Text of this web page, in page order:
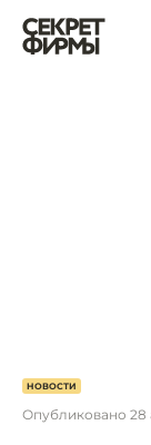
НОВОСТИ
Опубликовано 28